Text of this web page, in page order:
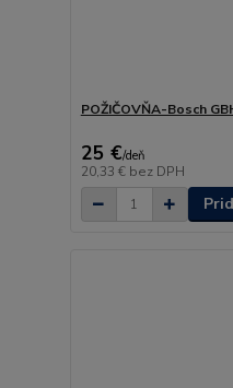
POŽIČOVŇA-Bosch
25 €/deň
20,33 € bez DPH